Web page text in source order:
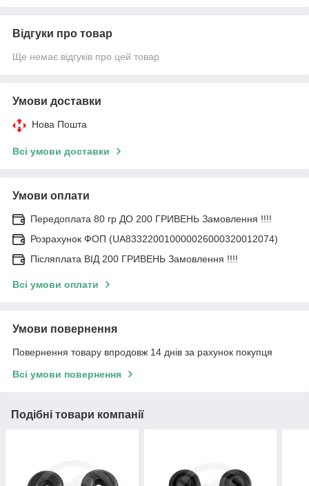
Відгуки про товар
Ще немає відгуків про цей товар
Умови доставки
Нова Пошта
Всі умови доставки
Умови оплати
Передоплата 80 гр ДО 200 ГРИВЕНЬ Замовлення !!!!
Розрахунок ФОП (UA833220010000026000320012074)
Післяплата ВІД 200 ГРИВЕНЬ Замовлення !!!!
Всі умови оплати
Умови повернення
Повернення товару впродовж 14 днів за рахунок покупця
Всі умови повернення
Подібні товари компанії